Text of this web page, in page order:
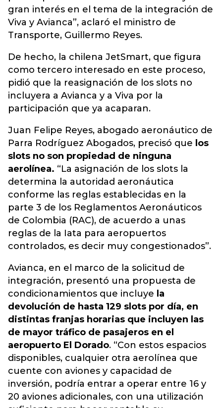
gran interés en el tema de la integración de
Viva y Avianca”, aclaró el ministro de
Transporte, Guillermo Reyes.
De hecho, la chilena JetSmart, que figura
como tercero interesado en este proceso,
pidió que la reasignación de los slots no
incluyera a Avianca y a Viva por la
participación que ya acaparan.
Juan Felipe Reyes, abogado aeronáutico de
Parra Rodríguez Abogados, precisó que los
slots no son propiedad de ninguna
aerolínea. “La asignación de los slots la
determina la autoridad aeronáutica
conforme las reglas establecidas en la
parte 3 de los Reglamentos Aeronáuticos
de Colombia (RAC), de acuerdo a unas
reglas de la Iata para aeropuertos
controlados, es decir muy congestionados”.
Avianca, en el marco de la solicitud de
integración, presentó una propuesta de
condicionamientos que incluye la
devolución de hasta 129 slots por día, en
distintas franjas horarias que incluyen las
de mayor tráfico de pasajeros en el
aeropuerto El Dorado. “Con estos espacios
disponibles, cualquier otra aerolínea que
cuente con aviones y capacidad de
inversión, podría entrar a operar entre 16 y
20 aviones adicionales, con una utilización